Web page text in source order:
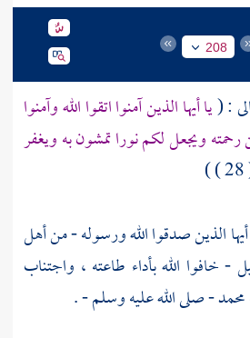
208
: (يا أيها الذين آمنوا اتقوا الله وآمنوا
ويجعل لكم نورا تمشون به ويغفر
(
الذين صدقوا الله ورسوله - من أهل
- خافوا الله بأداء طاعته ، واجتناب
محمد- صلى الله عليه وسلم - .